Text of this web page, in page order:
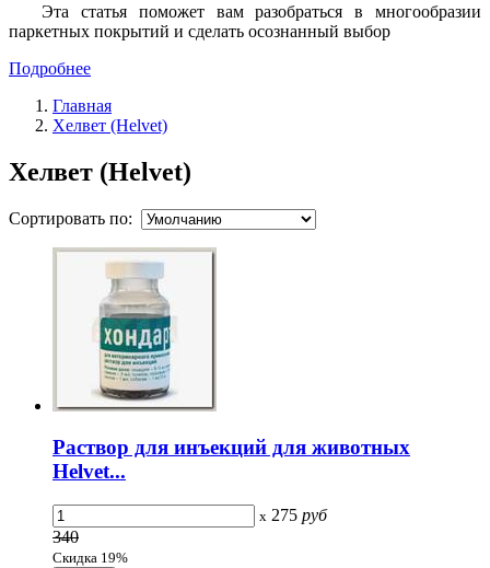
Эта статья поможет вам разобраться в многообразии
паркетных покрытий и сделать осознанный выбор
Подробнее
Главная
Хелвет (Helvet)
Хелвет (Helvet)
Сортировать по:
Раствор для инъекций для животных
Helvet...
x 275 руб
340
Скидка 19%